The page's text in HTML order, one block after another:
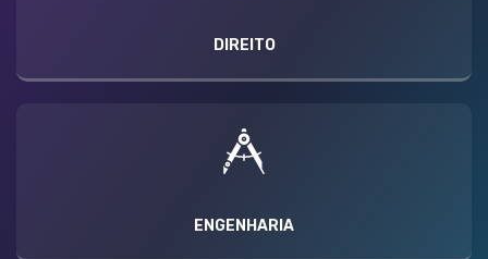
DIREITO
ENGENHARIA